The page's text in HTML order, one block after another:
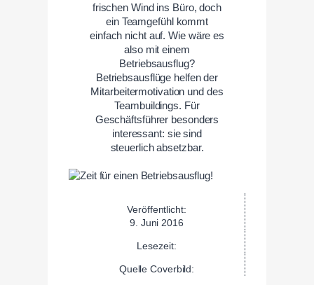
frischen Wind ins Büro, doch
ein Teamgefühl kommt
einfach nicht auf. Wie wäre es
also mit einem
Betriebsausflug?
Betriebsausflüge helfen der
Mitarbeitermotivation und des
Teambuildings. Für
Geschäftsführer besonders
interessant: sie sind
steuerlich absetzbar.
Veröffentlicht:
9. Juni 2016
Lesezeit:
Quelle Coverbild: